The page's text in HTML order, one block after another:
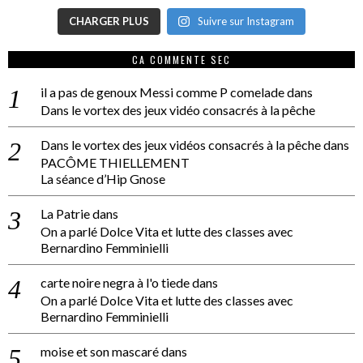
CHARGER PLUS Suivre sur Instagram
CA COMMENTE SEC
il a pas de genoux Messi comme P comeladedans
Dans le vortex des jeux vidéo consacrés à la pêche
Dans le vortex des jeux vidéos consacrés à la pêchedans
PACÔME THIELLEMENT
La séance d’Hip Gnose
La Patriedans
On a parlé Dolce Vita et lutte des classes avec
Bernardino Femminielli
carte noire negra à l'o tiededans
On a parlé Dolce Vita et lutte des classes avec
Bernardino Femminielli
moise et son mascarédans